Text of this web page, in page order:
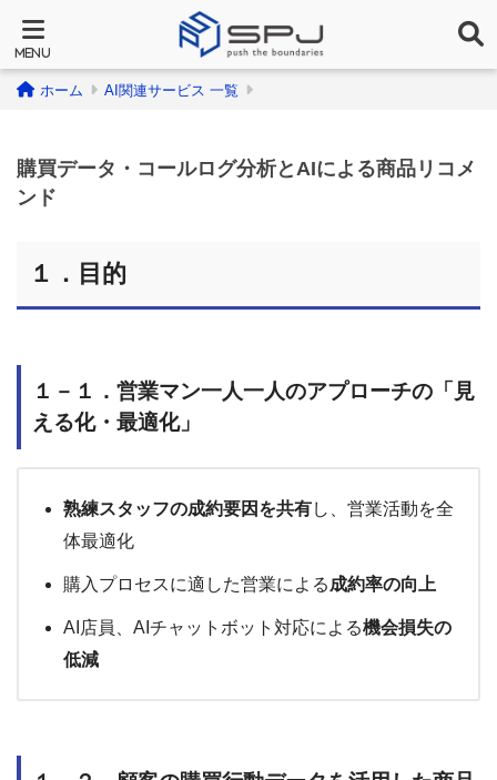
ホーム AI関連サービス 一覧
購買データ・コールログ分析とAIによる商品リコメ
ンド
１．目的
１－１．営業マン一人一人のアプローチの「見
える化・最適化」
熟練スタッフの成約要因を共有し、営業活動を全
体最適化
購入プロセスに適した営業による成約率の向上
AI店員、AIチャットボット対応による機会損失の
低減